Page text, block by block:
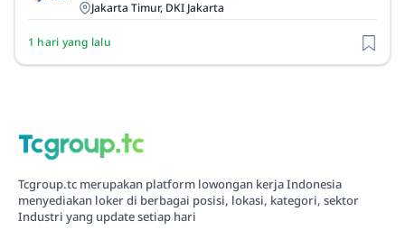
Jakarta Timur, DKI Jakarta
1 hari yang lalu
Tcgroup.tc merupakan platform lowongan kerja Indonesia
menyediakan loker di berbagai posisi, lokasi, kategori, sektor
Industri yang update setiap hari